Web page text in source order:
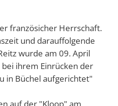
französicher Herrschaft.
und darauffolgende
wurde am 09. April
ihrem Einrücken der
in Büchel aufgerichtet"